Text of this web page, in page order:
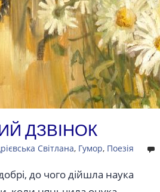
ДЗВІНОК
Світлана, Гумор, Поезія
до чого дійшла наука